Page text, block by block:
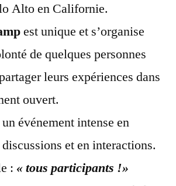
Alto en Californie.
est unique et s’organise
de quelques personnes
leurs expériences dans
ouvert.
événement intense en
et en interactions.
: « tous participants !»